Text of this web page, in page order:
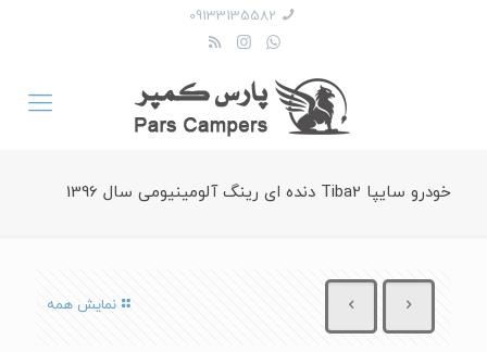
09133135582
خودرو سایپا Tiba2 دنده ای رینگ آلومینیومی سال 1396
نمایش همه